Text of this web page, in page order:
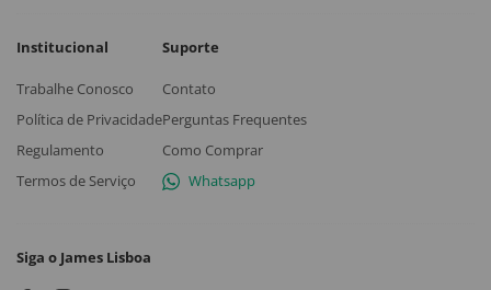
Institucional
Trabalhe Conosco
Política de Privacidade
Regulamento
Termos de Serviço
Suporte
Contato
Perguntas Frequentes
Como Comprar
Whatsapp
Siga o James Lisboa